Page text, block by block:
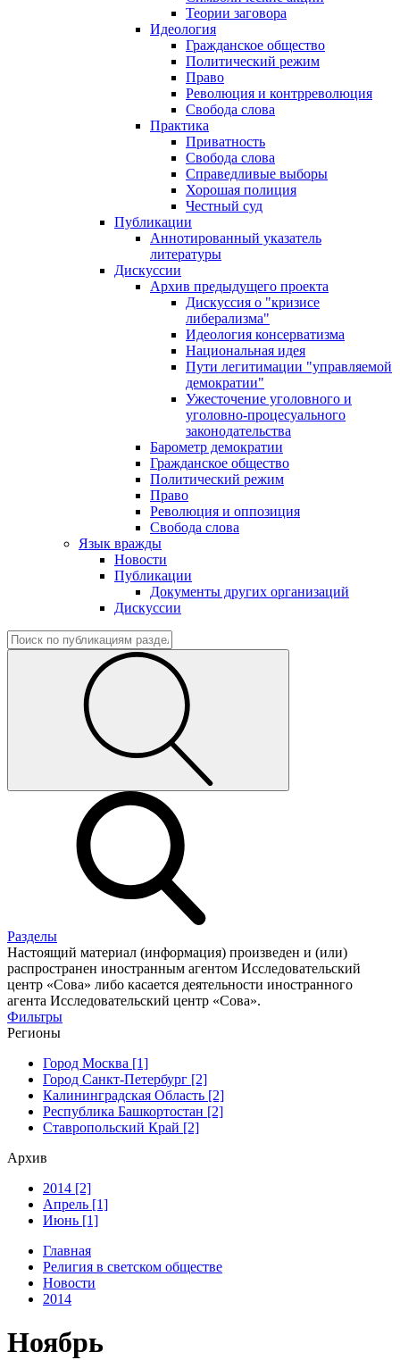
Теории заговора
Идеология
Гражданское общество
Политический режим
Право
Революция и контрреволюция
Свобода слова
Практика
Приватность
Свобода слова
Справедливые выборы
Хорошая полиция
Честный суд
Публикации
Аннотированный указатель
литературы
Дискуссии
Архив предыдущего проекта
Дискуссия о "кризисе
либерализма"
Идеология консерватизма
Национальная идея
Пути легитимации "управляемой
демократии"
Ужесточение уголовного и
уголовно-процесуального
законодательства
Барометр демократии
Гражданское общество
Политический режим
Право
Революция и оппозиция
Свобода слова
Язык вражды
Новости
Публикации
Документы других организаций
Дискуссии
Разделы
Настоящий материал (информация) произведен и (или)
распространен иностранным агентом Исследовательский
центр «Сова» либо касается деятельности иностранного
агента Исследовательский центр «Сова».
Фильтры
Регионы
Город Москва [1]
Город Санкт-Петербург [2]
Калининградская Область [2]
Республика Башкортостан [2]
Ставропольский Край [2]
Архив
2014 [2]
Апрель [1]
Июнь [1]
Главная
Религия в светском обществе
Новости
2014
Ноябрь